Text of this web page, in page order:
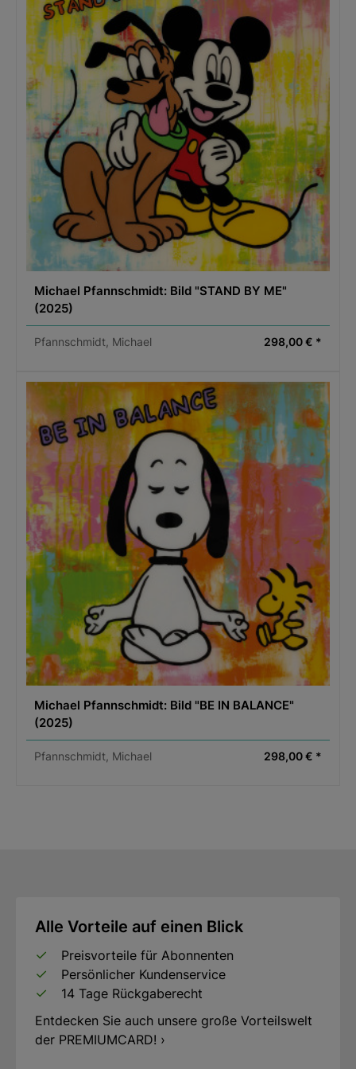
Michael Pfannschmidt: Bild "STAND BY ME"
(2025)
Pfannschmidt, Michael 298,00 € *
Michael Pfannschmidt: Bild "BE IN BALANCE"
(2025)
Pfannschmidt, Michael 298,00 € *
Alle Vorteile auf einen Blick
Preisvorteile für Abonnenten
Persönlicher Kundenservice
14 Tage Rückgaberecht
Entdecken Sie auch unsere große Vorteilswelt
der PREMIUMCARD! ›